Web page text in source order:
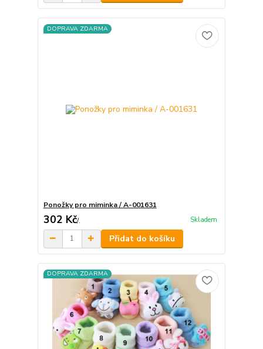
DOPRAVA ZDARMA
Ponožky pro miminka / A-001631
302 Kč/. Skladem
Přidat do košíku
DOPRAVA ZDARMA